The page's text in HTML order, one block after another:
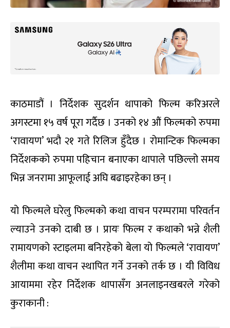
काठमाडौं । निर्देशक सुदर्शन थापाको फिल्म करिअरले
अगस्टमा १५ वर्ष पूरा गर्दैछ । उनको १४ औं फिल्मको रुपमा
‘रावायण’ भदौ २१ गते रिलिज हुँदैछ । रोमान्टिक फिल्मका
निर्देशकको रुपमा पहिचान बनाएका थापाले पछिल्लो समय
भिन्न जनरामा आफूलाई अघि बढाइरहेका छन् ।
यो फिल्मले घरेलु फिल्मको कथा वाचन परम्परामा परिवर्तन
ल्याउने उनको दाबी छ । प्रायः फिल्म र कथाको भन्ने शैली
रामायणको स्टाइलमा बनिरहेको बेला यो फिल्मले ‘रावायण’
शैलीमा कथा वाचन स्थापित गर्ने उनको तर्क छ । यी विविध
आयाममा रहेर निर्देशक थापासँग अनलाइनखबरले गरेको
कुराकानी :